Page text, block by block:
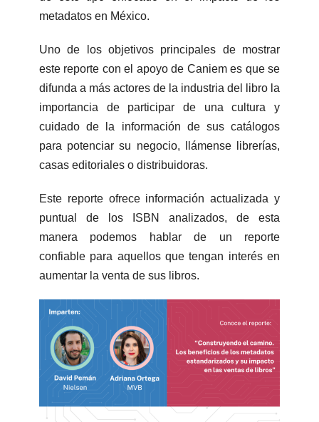
metadatos en México.
Uno de los objetivos principales de mostrar
este reporte con el apoyo de Caniem es que se
difunda a más actores de la industria del libro la
importancia de participar de una cultura y
cuidado de la información de sus catálogos
para potenciar su negocio, llámense librerías,
casas editoriales o distribuidoras.
Este reporte ofrece información actualizada y
puntual de los ISBN analizados, de esta
manera podemos hablar de un reporte
confiable para aquellos que tengan interés en
aumentar la venta de sus libros.